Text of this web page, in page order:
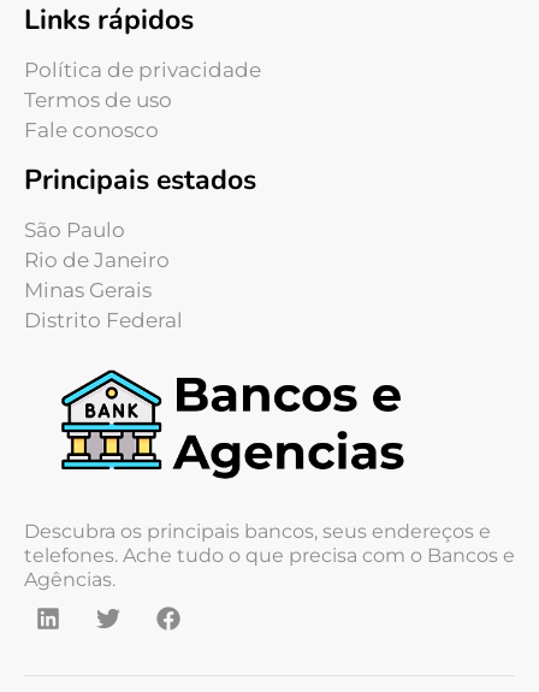
Links rápidos
Política de privacidade
Termos de uso
Fale conosco
Principais estados
São Paulo
Rio de Janeiro
Minas Gerais
Distrito Federal
Descubra os principais bancos, seus endereços e
telefones. Ache tudo o que precisa com o Bancos e
Agências.